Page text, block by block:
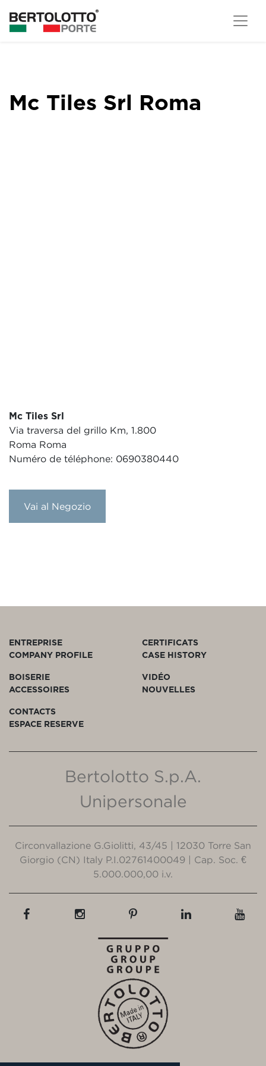
Mc Tiles Srl Roma
Mc Tiles Srl
Via traversa del grillo Km, 1.800
Roma Roma
Numéro de téléphone: 0690380440
Vai al Negozio
ENTREPRISE
COMPANY PROFILE
CERTIFICATS
CASE HISTORY
BOISERIE
ACCESSOIRES
VIDÉO
NOUVELLES
CONTACTS
ESPACE RESERVE
Bertolotto S.p.A.
Unipersonale
Circonvallazione G.Giolitti, 43/45 | 12030 Torre San
Giorgio (CN) Italy P.I.02761400049 | Cap. Soc. €
5.000.000,00 i.v.